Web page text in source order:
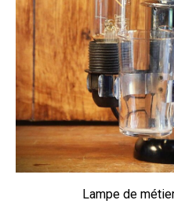
Lampe de